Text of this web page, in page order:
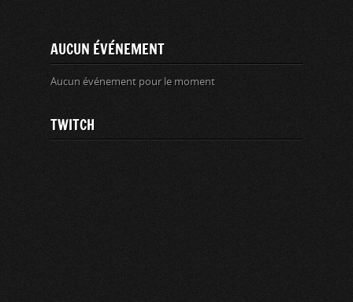
AUCUN ÉVÉNEMENT
Aucun événement pour le moment
TWITCH